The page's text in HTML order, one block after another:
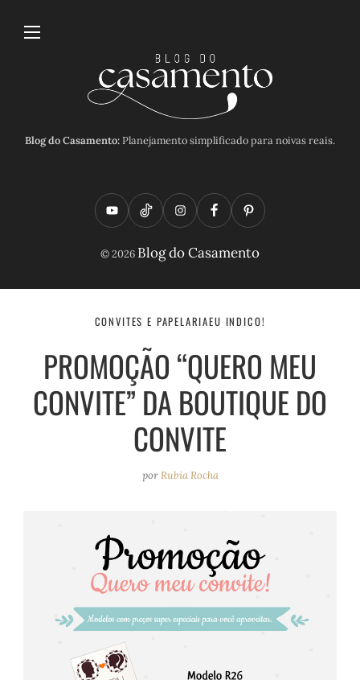
Blog do Casamento:Planejamento simplificado para noivas reais.
Y
o
t
u
T
i
t
o
I
n
t
a
r
a
m
F
a
e
b
k
P
i
t
e
e
s
t
© 2026 Blog do Casamento
CONVITES E PAPELARIAEU INDICO!
PROMOÇÃO “QUERO MEU
CONVITE” DA BOUTIQUE DO
CONVITE
porRubia Rocha